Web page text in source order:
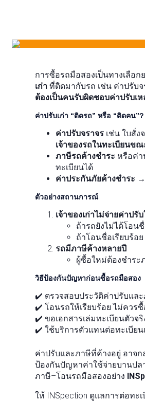
การซื้อรถมือสองเป็นทางเลือ
เก่าที่ติดมากับรถ เช่น ค่าปรับ
ต้องเป็นคนรับผิดชอบค่าปรับเห
ค่าปรับเก่า “ติดรถ” หรือ “ติดคน”?
ค่าปรับจราจรเช่น ใบสั่ง
เจ้าของรถในทะเบียนขณ
ภาษีรถค้างชำระ หรือค่า
ทะเบียนได้
ค่าประกันภัยค้างชำระ
ตัวอย่างสถานการณ์
เจ้าของเก่าไม่จ่ายค่าปรั
ถ้ารถยังไม่ได้โอน
ถ้าโอนชื่อเรียบร้อ
รถมีภาษีค้างหลายปี
ผู้ซื้อใหม่ต้องชำร
วิธีป้องกันปัญหาก่อนซื้อรถมือสอง
✔️ ตรวจสอบประวัติค่าปรับแล
✔️ โอนรถให้เรียบร้อย ไม่ควร
✔️ ขอเอกสารเล่มทะเบียนตัวจ
✔️ ใช้บริการตัวแทนต่อทะเบีย
ค่าปรับและภาษีที่ค้างอยู่ อาจ
ป้องกันปัญหาค่าใช้จ่ายบานปล
ภาษี–โอนรถมือสองอย่าง
ให้ INSpection ดูแลการต่อท